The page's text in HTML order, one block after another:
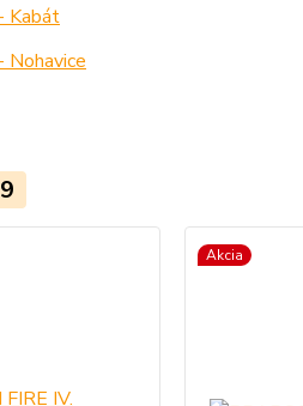
Kabát
9
Akcia